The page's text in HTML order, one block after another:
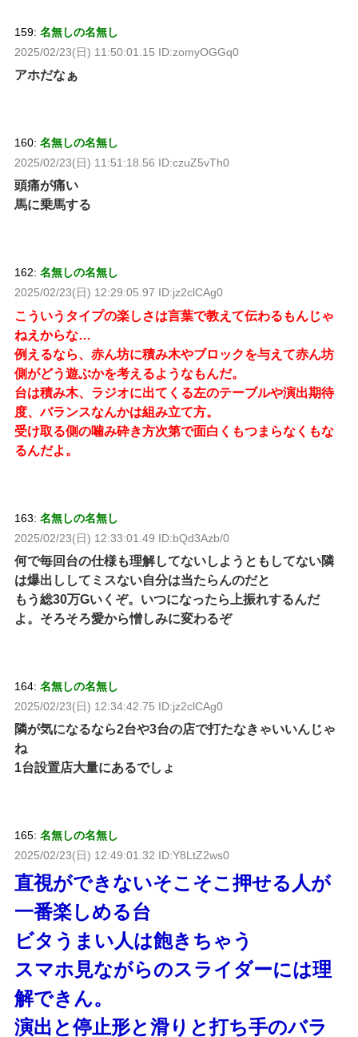
159: 名無しの名無し
2025/02/23(日) 11:50:01.15 ID:zomyOGGq0
アホだなぁ
160: 名無しの名無し
2025/02/23(日) 11:51:18.56 ID:czuZ5vTh0
頭痛が痛い
馬に乗馬する
162: 名無しの名無し
2025/02/23(日) 12:29:05.97 ID:jz2clCAg0
こういうタイプの楽しさは言葉で教えて伝わるもんじゃ
ねえからな…
例えるなら、赤ん坊に積み木やブロックを与えて赤ん坊
側がどう遊ぶかを考えるようなもんだ。
台は積み木、ラジオに出てくる左のテーブルや演出期待
度、バランスなんかは組み立て方。
受け取る側の噛み砕き方次第で面白くもつまらなくもな
るんだよ。
163: 名無しの名無し
2025/02/23(日) 12:33:01.49 ID:bQd3Azb/0
何で毎回台の仕様も理解してないしようともしてない隣
は爆出ししてミスない自分は当たらんのだと
もう総30万Gいくぞ。いつになったら上振れするんだ
よ。そろそろ愛から憎しみに変わるぞ
164: 名無しの名無し
2025/02/23(日) 12:34:42.75 ID:jz2clCAg0
隣が気になるなら2台や3台の店で打たなきゃいいんじゃ
ね
1台設置店大量にあるでしょ
165: 名無しの名無し
2025/02/23(日) 12:49:01.32 ID:Y8LtZ2ws0
直視ができないそこそこ押せる人が
一番楽しめる台
ビタうまい人は飽きちゃう
スマホ見ながらのスライダーには理
解できん。
演出と停止形と滑りと打ち手のバラ